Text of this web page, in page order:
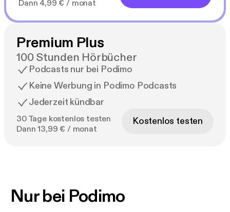
Dann 4,99 € / monat
Premium Plus
100 Stunden Hörbücher
Podcasts nur bei Podimo
Keine Werbung in Podimo Podcasts
Jederzeit kündbar
30 Tage kostenlos testen
Dann 13,99 € / monat
Kostenlos testen
Nur bei Podimo